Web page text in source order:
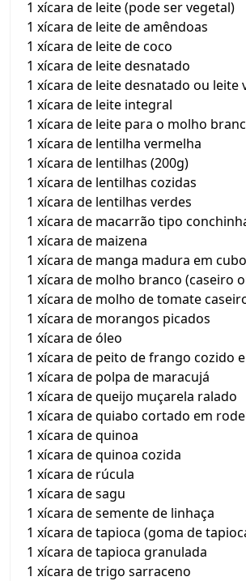
1 xícara de leite (pode ser vegetal)
1 xícara de leite de amêndoas
1 xícara de leite de coco
1 xícara de leite desnatado
1 xícara de leite desnatado ou leite
1 xícara de leite integral
1 xícara de leite para o molho
1 xícara de lentilha vermelha
1 xícara de lentilhas (200g)
1 xícara de lentilhas cozidas
1 xícara de lentilhas verdes
1 xícara de macarrão tipo
1 xícara de maizena
1 xícara de manga madura em
1 xícara de molho branco (caseiro
1 xícara de molho de tomate
1 xícara de morangos picados
1 xícara de óleo
1 xícara de peito de frango cozido
1 xícara de polpa de maracujá
1 xícara de queijo muçarela ralado
1 xícara de quiabo cortado em
1 xícara de quinoa
1 xícara de quinoa cozida
1 xícara de rúcula
1 xícara de sagu
1 xícara de semente de linhaça
1 xícara de tapioca (goma de
1 xícara de tapioca granulada
1 xícara de trigo sarraceno